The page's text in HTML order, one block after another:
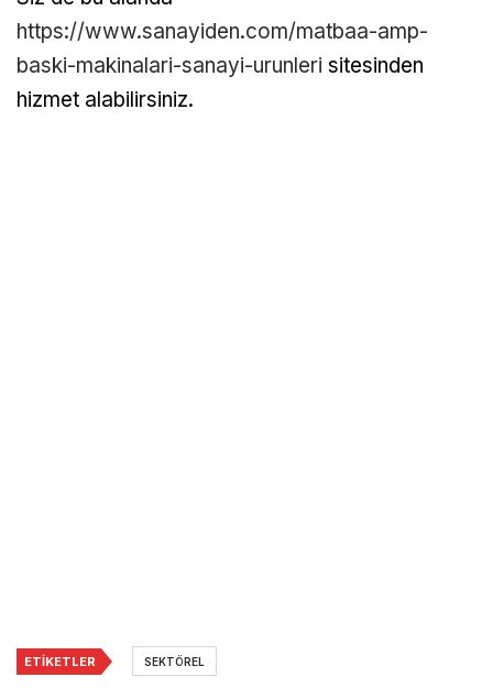
https://www.sanayiden.com/matbaa-amp-
baski-makinalari-sanayi-urunleri sitesinden
hizmet alabilirsiniz.
ETIKETLER SEKTÖREL